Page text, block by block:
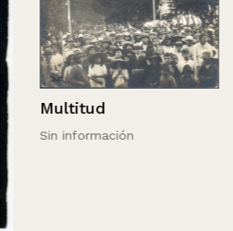
Multitud
Sin información